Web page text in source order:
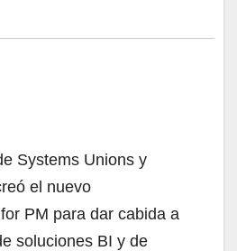
Systems Unions y
el nuevo
PM para dar cabida a
soluciones BI y de